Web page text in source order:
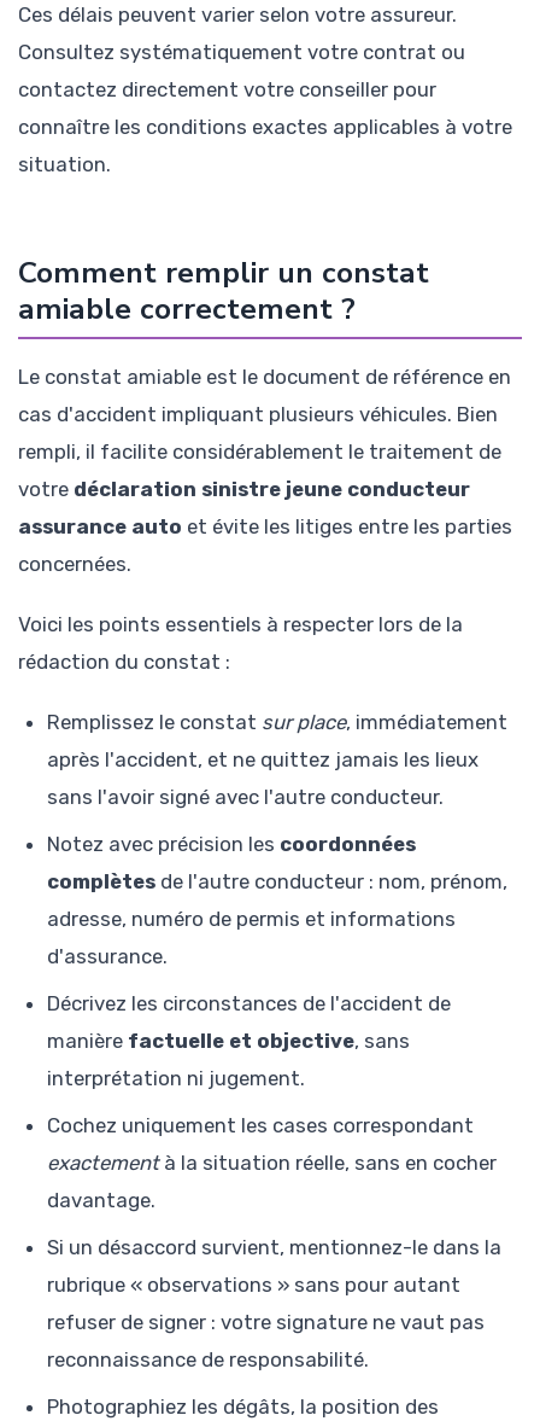
Ces délais peuvent varier selon votre assureur.
Consultez systématiquement votre contrat ou
contactez directement votre conseiller pour
connaître les conditions exactes applicables à votre
situation.
Comment remplir un constat
amiable correctement ?
Le constat amiable est le document de référence en
cas d'accident impliquant plusieurs véhicules. Bien
rempli, il facilite considérablement le traitement de
votre déclaration sinistre jeune conducteur
assurance auto et évite les litiges entre les parties
concernées.
Voici les points essentiels à respecter lors de la
rédaction du constat :
Remplissez le constat sur place, immédiatement
après l'accident, et ne quittez jamais les lieux
sans l'avoir signé avec l'autre conducteur.
Notez avec précision les coordonnées
complètes de l'autre conducteur : nom, prénom,
adresse, numéro de permis et informations
d'assurance.
Décrivez les circonstances de l'accident de
manière factuelle et objective, sans
interprétation ni jugement.
Cochez uniquement les cases correspondant
exactementà la situation réelle, sans en cocher
davantage.
Si un désaccord survient, mentionnez-le dans la
rubrique « observations » sans pour autant
refuser de signer : votre signature ne vaut pas
reconnaissance de responsabilité.
Photographiez les dégâts, la position des